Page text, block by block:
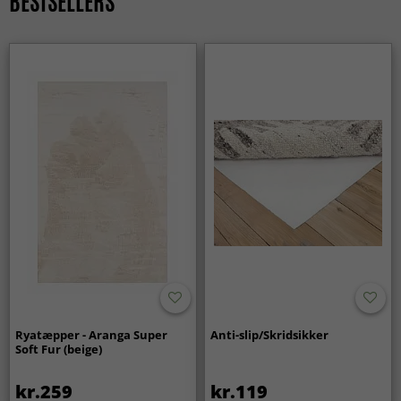
valg, som aldrig går af mode. De passer lige godt i
Ryatæpper - Aranga Super
Soft Fur (beige)
kr.259
Anti-slip/Skridsikker
kr.119